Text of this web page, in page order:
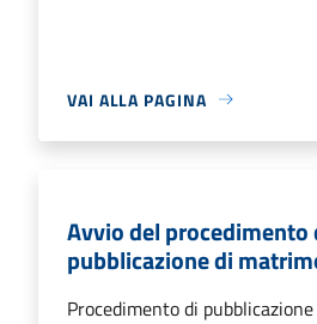
VAI ALLA PAGINA
Avvio del procedimento
pubblicazione di
Procedimento di